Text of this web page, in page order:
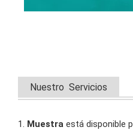
Nuestro Servicios
1. Muestra está disponible